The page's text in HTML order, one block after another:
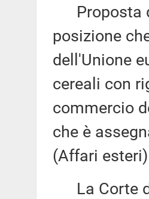
Proposta
posizione
dell'Unione
cereali con
commercio
che è
(Affari
La Corte